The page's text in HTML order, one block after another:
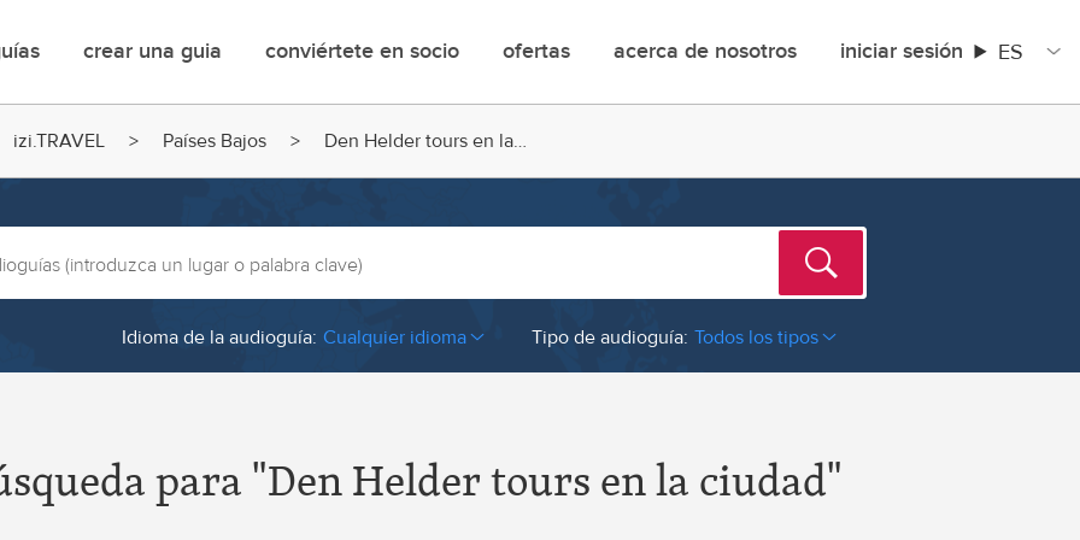
crear una guia conviértete en socio ofertas acerca de nosotros iniciar sesión ES
izi.TRAVEL Países Bajos Den Helder tours en la…
Idioma de la audioguía: Cualquier idioma Tipo de audioguía: Todos los tipos
Belarus
Bouvet Island
para "Den Helder tours en la ciudad"